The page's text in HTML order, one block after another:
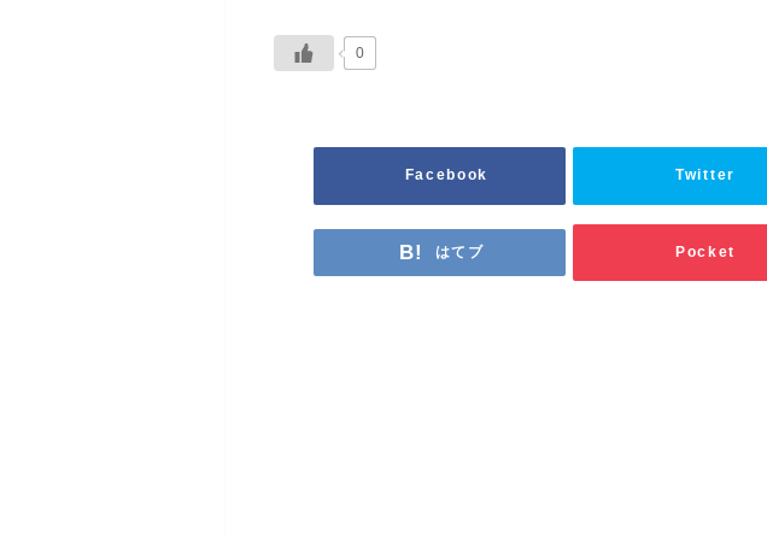
0
Facebook Twitter
はてブ Pocket